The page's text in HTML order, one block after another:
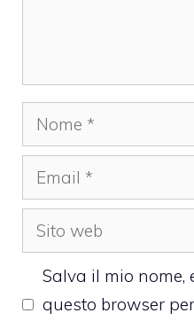
Nome
Email
Sito
web
Salva il mio nome,
questo browser